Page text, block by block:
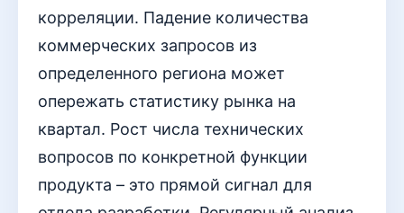
корреляции. Падение количества
коммерческих запросов из
определенного региона может
опережать статистику рынка на
квартал. Рост числа технических
вопросов по конкретной функции
продукта – это прямой сигнал для